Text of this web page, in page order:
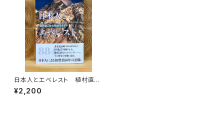
日本人とエベレスト 植村直己
から栗城史多まで
¥2,200